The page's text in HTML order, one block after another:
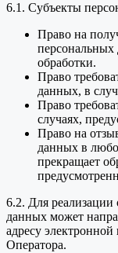
6.1. Субъекты
Право на
персональных
обработки.
Право
данных, в
Право
случаях,
Право на
данных в
прекращает
6.2. Для
данных может
адресу
Оператора.